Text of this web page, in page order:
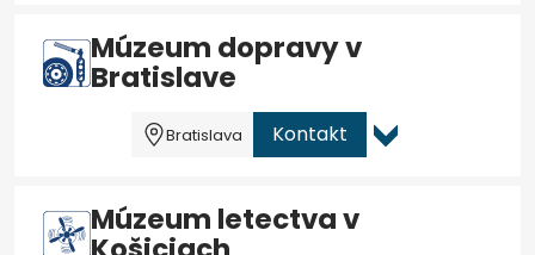
Múzeum dopravy v
Bratislave
Bratislava Kontakt
Múzeum letectva v